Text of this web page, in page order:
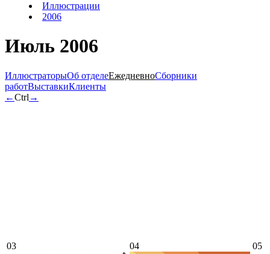
Иллюстрации
2006
Июль 2006
ИллюстраторыОб отделеЕжедневноСборники
работВыставкиКлиенты
←Ctrl →
03 04 05